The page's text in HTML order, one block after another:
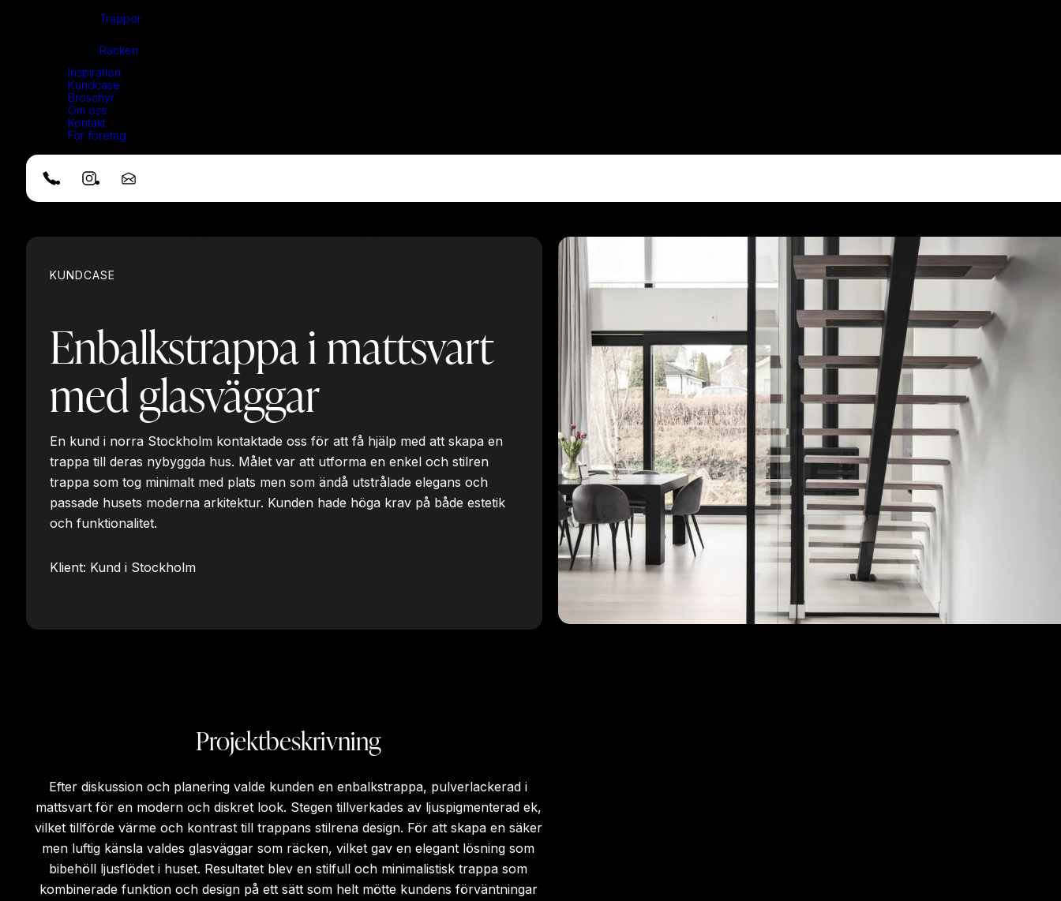
Trappor
Räcken
Inspiration
Kundcase
Broschyr
Om oss
Kontakt
För företag
KUNDCASE
Enbalkstrappa i mattsvart
med glasväggar
En kund i norra Stockholm kontaktade oss för att få hjälp med att skapa en
trappa till deras nybyggda hus. Målet var att utforma en enkel och stilren
trappa som tog minimalt med plats men som ändå utstrålade elegans och
passade husets moderna arkitektur. Kunden hade höga krav på både estetik
och funktionalitet.
Klient: Kund i Stockholm
Projektbeskrivning
Efter diskussion och planering valde kunden en enbalkstrappa, pulverlackerad i
mattsvart för en modern och diskret look. Stegen tillverkades av ljuspigmenterad ek,
vilket tillförde värme och kontrast till trappans stilrena design. För att skapa en säker
men luftig känsla valdes glasväggar som räcken, vilket gav en elegant lösning som
bibehöll ljusflödet i huset. Resultatet blev en stilfull och minimalistisk trappa som
kombinerade funktion och design på ett sätt som helt mötte kundens förväntningar